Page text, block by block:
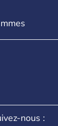
nous :